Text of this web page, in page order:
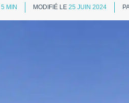
5 MIN MODIFIÉ LE 25 JUIN 2024